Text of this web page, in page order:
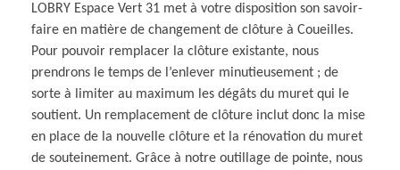
LOBRY Espace Vert 31 met à votre disposition son savoir-
faire en matière de changement de clôture à Coueilles.
Pour pouvoir remplacer la clôture existante, nous
prendrons le temps de l’enlever minutieusement ; de
sorte à limiter au maximum les dégâts du muret qui le
soutient. Un remplacement de clôture inclut donc la mise
en place de la nouvelle clôture et la rénovation du muret
de souteinement. Grâce à notre outillage de pointe, nous